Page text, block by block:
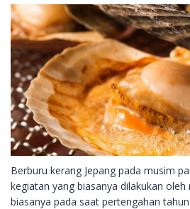
Berburu kerang Jepang pada musim
kegiatan yang biasanya dilakukan oleh
biasanya pada saat pertengahan